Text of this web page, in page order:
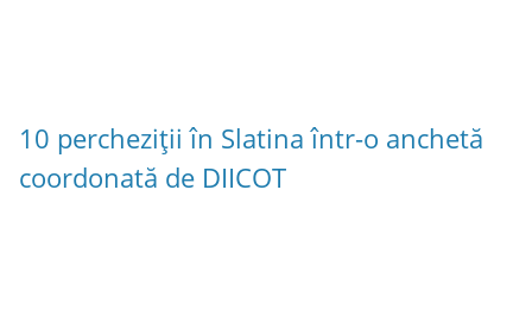
10 percheziții în Slatina într-o anchetă
coordonată de DIICOT